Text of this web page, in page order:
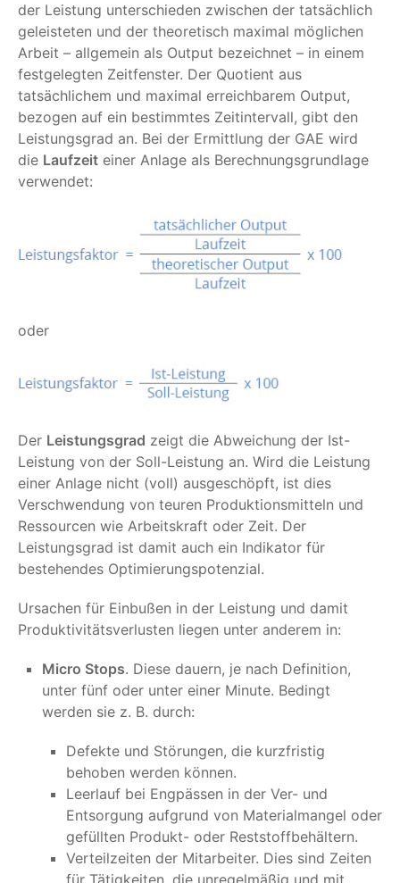
der Leistung unterschieden zwischen der tatsächlich
geleisteten und der theoretisch maximal möglichen
Arbeit – allgemein als Output bezeichnet – in einem
festgelegten Zeitfenster. Der Quotient aus
tatsächlichem und maximal erreichbarem Output,
bezogen auf ein bestimmtes Zeitintervall, gibt den
Leistungsgrad an. Bei der Ermittlung der GAE wird
die Laufzeit einer Anlage als Berechnungsgrundlage
verwendet:
oder
Der Leistungsgrad zeigt die Abweichung der Ist-
Leistung von der Soll-Leistung an. Wird die Leistung
einer Anlage nicht (voll) ausgeschöpft, ist dies
Verschwendung von teuren Produktionsmitteln und
Ressourcen wie Arbeitskraft oder Zeit. Der
Leistungsgrad ist damit auch ein Indikator für
bestehendes Optimierungspotenzial.
Ursachen für Einbußen in der Leistung und damit
Produktivitätsverlusten liegen unter anderem in:
Micro Stops. Diese dauern, je nach Definition,
unter fünf oder unter einer Minute. Bedingt
werden sie z. B. durch:
Defekte und Störungen, die kurzfristig
behoben werden können.
Leerlauf bei Engpässen in der Ver- und
Entsorgung aufgrund von Materialmangel oder
gefüllten Produkt- oder Reststoffbehältern.
Verteilzeiten der Mitarbeiter. Dies sind Zeiten